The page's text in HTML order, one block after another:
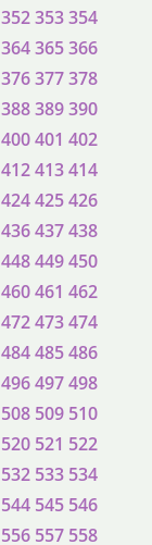
352353354
364365366
376377378
388389390
400401 402
412413414
424425426
436437438
448449450
460461 462
472473474
484485486
496497498
508 509 510
520 521 522
532 533 534
544 545 546
556 557 558